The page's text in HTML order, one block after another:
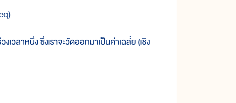
ลาหนึ่ง ซึ่งเราจะวัดออกมาเป็นค่าเฉลี่ย (เชิง